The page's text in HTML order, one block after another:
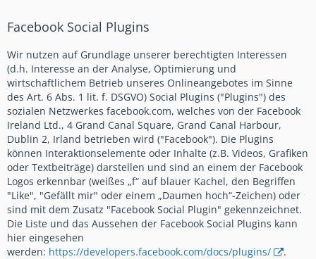
Facebook Social Plugins
Wir nutzen auf Grundlage unserer berechtigten Interessen
(d.h. Interesse an der Analyse, Optimierung und
wirtschaftlichem Betrieb unseres Onlineangebotes im Sinne
des Art. 6 Abs. 1 lit. f. DSGVO) Social Plugins ("Plugins") des
sozialen Netzwerkes facebook.com, welches von der Facebook
Ireland Ltd., 4 Grand Canal Square, Grand Canal Harbour,
Dublin 2, Irland betrieben wird ("Facebook"). Die Plugins
können Interaktionselemente oder Inhalte (z.B. Videos, Grafiken
oder Textbeiträge) darstellen und sind an einem der Facebook
Logos erkennbar (weißes „f“ auf blauer Kachel, den Begriffen
"Like", "Gefällt mir" oder einem „Daumen hoch“-Zeichen) oder
sind mit dem Zusatz "Facebook Social Plugin" gekennzeichnet.
Die Liste und das Aussehen der Facebook Social Plugins kann
hier eingesehen
werden: https://developers.facebook.com/docs/plugins/ .